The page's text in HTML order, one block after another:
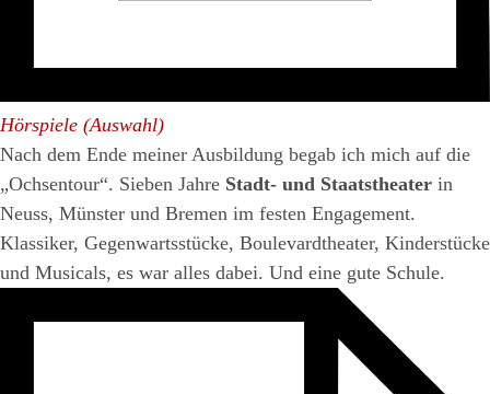
Hörspiele (Auswahl)
Nach dem Ende meiner Ausbildung begab ich mich auf die
„Ochsentour“. Sieben Jahre Stadt- und Staatstheater in
Neuss, Münster und Bremen im festen Engagement.
Klassiker, Gegenwartsstücke, Boulevardtheater, Kinderstücke
und Musicals, es war alles dabei. Und eine gute Schule.